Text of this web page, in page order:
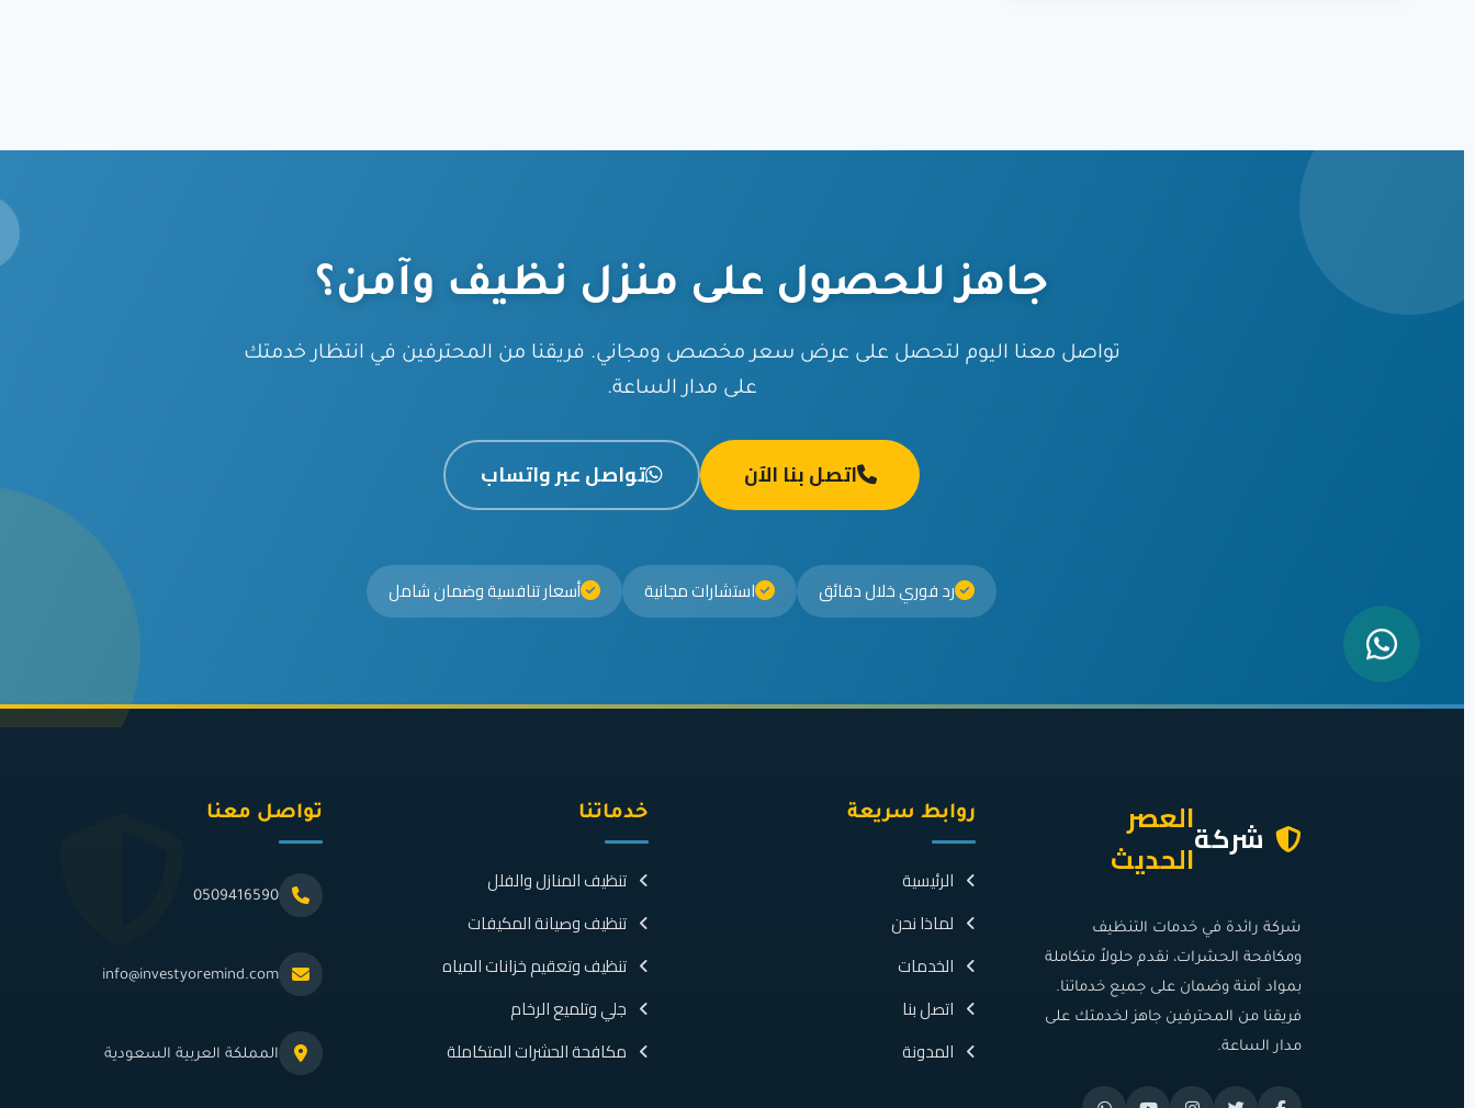
جاهز للحصول على منزل نظيف وآمن؟
تواصل معنا اليوم لتحصل على عرض سعر مخصص ومجاني. فريقنا من المحترفين في انتظار خدمتك
على مدار الساعة.
اتصل بنا الآن تواصل عبر واتساب
رد فوري خلال دقائق استشارات مجانية أسعار تنافسية وضمان شامل
شركةالعصر
الحديث
شركة رائدة في خدمات التنظيف
ومكافحة الحشرات، نقدم حلولاً متكاملة
بمواد آمنة وضمان على جميع خدماتنا.
فريقنا من المحترفين جاهز لخدمتك على
مدار الساعة.
روابط سريعة
الرئيسية
لماذا نحن
الخدمات
اتصل بنا
المدونة
خدماتنا
تنظيف المنازل والفلل
تنظيف وصيانة المكيفات
تنظيف وتعقيم خزانات المياه
جلي وتلميع الرخام
مكافحة الحشرات المتكاملة
تواصل معنا
0509416590
info@investyoremind.com
المملكة العربية السعودية